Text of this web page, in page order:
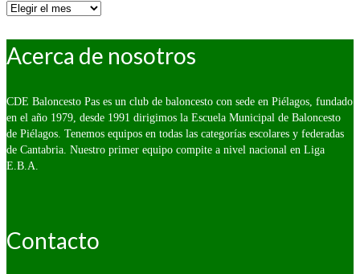
Por
Acerca de nosotros
CDE Baloncesto Pas es un club de baloncesto con sede en Piélagos, fundado
en el año 1979, desde 1991 dirigimos la Escuela Municipal de Baloncesto
de Piélagos. Tenemos equipos en todas las categorías escolares y federadas
de Cantabria. Nuestro primer equipo compite a nivel nacional en Liga
E.B.A.
Contacto